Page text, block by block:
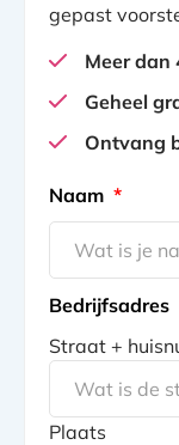
gepast
Meer dan
Geheel
Ontvang
gclid
Naam *
Bedrijfsadres
Straat +
Plaats